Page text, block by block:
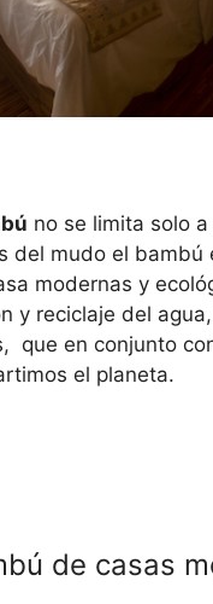
no se limita solo
del mudo el bambú
modernas y
y reciclaje del
que en conjunto
el planeta.
de casas